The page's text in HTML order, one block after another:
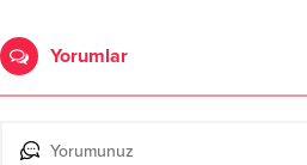
Yorumlar